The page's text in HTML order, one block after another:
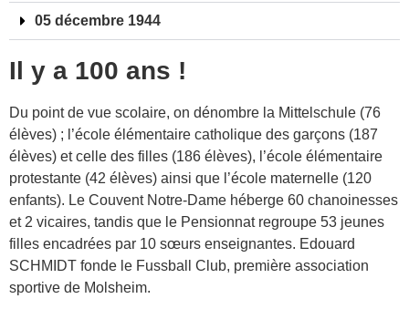
05 décembre 1944
Il y a 100 ans !
Du point de vue scolaire, on dénombre la Mittelschule (76
élèves) ; l’école élémentaire catholique des garçons (187
élèves) et celle des filles (186 élèves), l’école élémentaire
protestante (42 élèves) ainsi que l’école maternelle (120
enfants). Le Couvent Notre-Dame héberge 60 chanoinesses
et 2 vicaires, tandis que le Pensionnat regroupe 53 jeunes
filles encadrées par 10 sœurs enseignantes. Edouard
SCHMIDT fonde le Fussball Club, première association
sportive de Molsheim.